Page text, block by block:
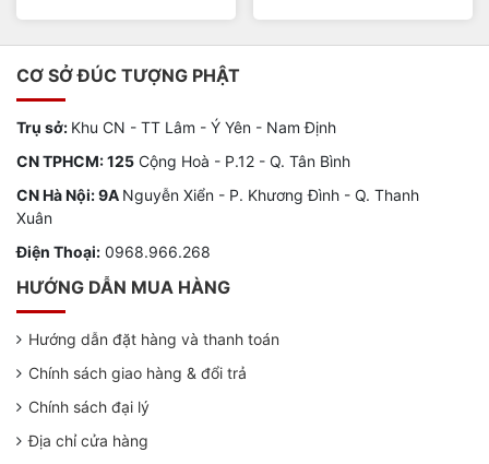
CƠ SỞ ĐÚC TƯỢNG PHẬT
Trụ sở: Khu CN - TT Lâm - Ý Yên - Nam Định
CN TPHCM: 125 Cộng Hoà - P.12 - Q. Tân Bình
CN Hà Nội: 9A Nguyễn Xiển - P. Khương Đình - Q. Thanh
Xuân
Điện Thoại: 0968.966.268
HƯỚNG DẪN MUA HÀNG
Hướng dẫn đặt hàng và thanh toán
Chính sách giao hàng & đổi trả
Chính sách đại lý
Địa chỉ cửa hàng